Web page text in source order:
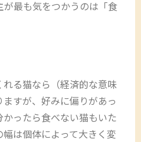
最も気をつかうのは「食
る猫なら（経済的な意味
すが、好みに偏りがあっ
ったら食べない猫もいた
は個体によって大きく変